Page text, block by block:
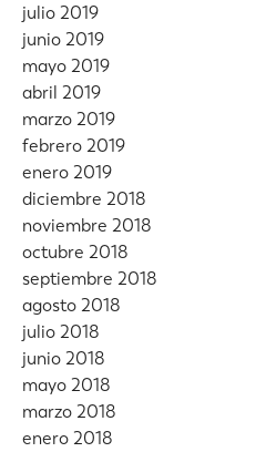
julio 2019
junio 2019
mayo 2019
abril 2019
marzo 2019
febrero 2019
enero 2019
diciembre 2018
noviembre 2018
octubre 2018
septiembre 2018
agosto 2018
julio 2018
junio 2018
mayo 2018
marzo 2018
enero 2018